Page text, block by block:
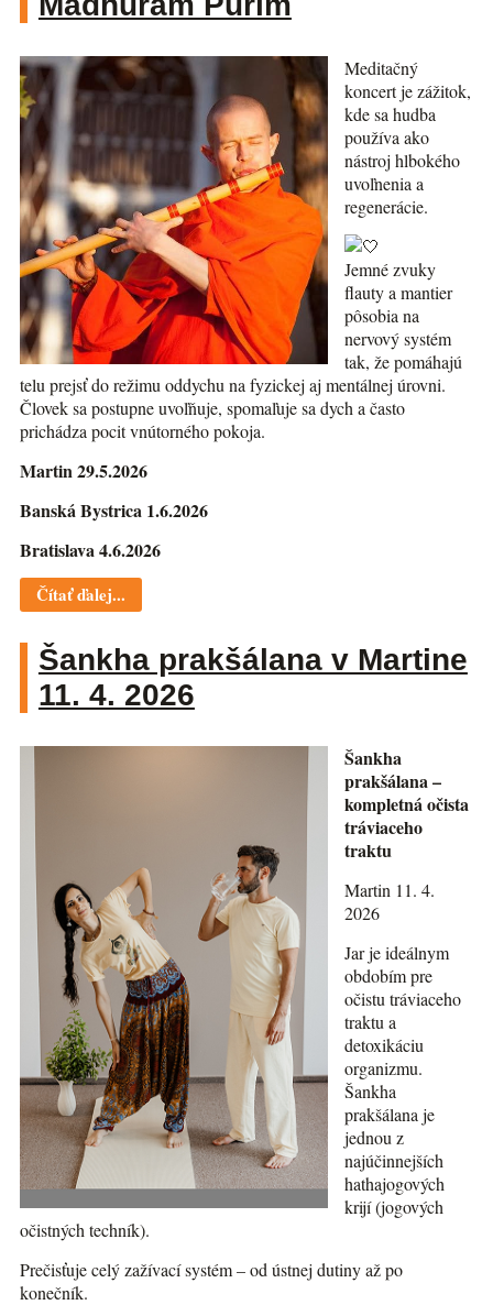
Meditačný
koncert je zážitok,
kde sa hudba
používa ako
nástroj hlbokého
uvoľnenia a
regenerácie.
Jemné zvuky
flauty a mantier
pôsobia na
nervový systém
tak, že pomáhajú
telu prejsť do režimu oddychu na fyzickej aj mentálnej úrovni.
Človek sa postupne uvoľňuje, spomaľuje sa dych a často
prichádza pocit vnútorného pokoja.
Martin 29.5.2026
Banská Bystrica 1.6.2026
Bratislava 4.6.2026
Čítať ďalej...
Šankha prakšálana v Martine
11. 4. 2026
Šankha
prakšálana –
kompletná očista
tráviaceho
traktu
Martin 11. 4.
2026
Jar je ideálnym
obdobím pre
očistu tráviaceho
traktu a
detoxikáciu
organizmu.
Šankha
prakšálana je
jednou z
najúčinnejších
hathajogových
krijí (jogových
očistných techník).
Prečisťuje celý zažívací systém – od ústnej dutiny až po
konečník.